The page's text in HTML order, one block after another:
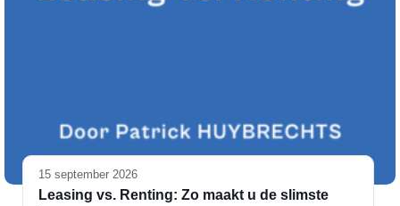
15 september 2026
Leasing vs. Renting: Zo maakt u de slimste